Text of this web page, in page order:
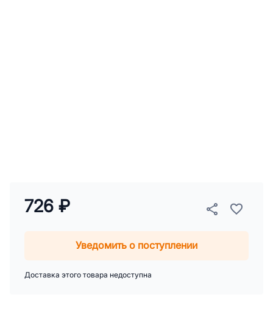
726 ₽
Уведомить о поступлении
Доставка этого товара недоступна